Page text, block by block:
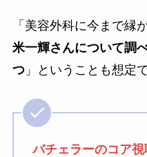
「美容外科に今まで縁
米一輝さんについて調
つ」ということも想定
バチェラーのコア